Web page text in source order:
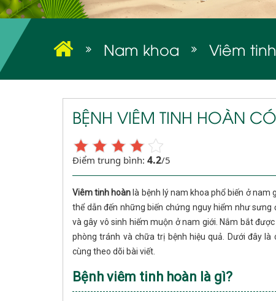
Nam khoa Viêm
BỆNH VIÊM TINH HOÀN
Điểm trung bình: 4.2/5
Viêm tinh hoàn là bệnh lý nam khoa phổ biến ở
thể dẫn đến những biến chứng nguy hiểm như
và gây vô sinh hiếm muộn ở nam giới. Nắm bắt
phòng tránh và chữa trị bệnh hiệu quả. Dưới đây
cùng theo dõi bài viết.
Bệnh viêm tinh hoàn là gì?